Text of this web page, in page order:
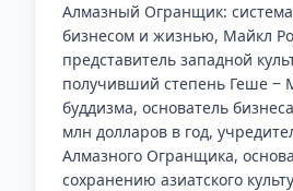
Алмазный Огранщик:
бизнесом и жизнью, Майкл
представитель западной
получивший степень Геше ‒
буддизма, основатель
млн долларов в год,
Алмазного Огранщика,
сохранению азиатского